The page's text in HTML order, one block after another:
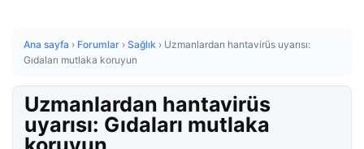
Ana sayfa › Forumlar › Sağlık › Uzmanlardan hantavirüs uyarısı:
Gıdaları mutlaka koruyun
Uzmanlardan hantavirüs
uyarısı: Gıdaları mutlaka